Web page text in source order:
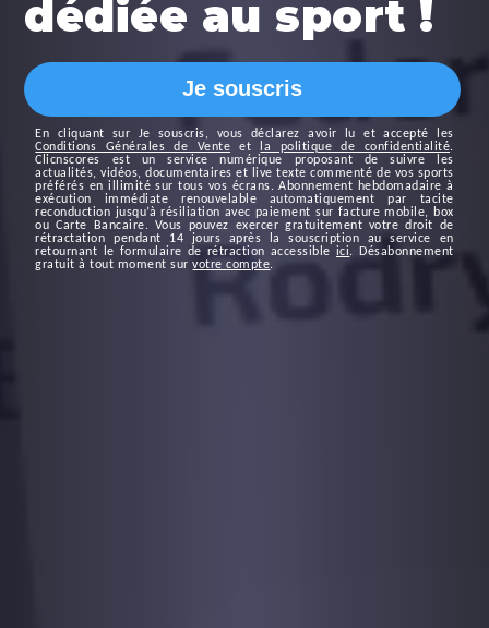
dédiée au sport !
Je souscris
En cliquant sur Je souscris, vous déclarez avoir lu et accepté les
Conditions Générales de Vente et la politique de confidentialité.
Clicnscores est un service numérique proposant de suivre les
actualités, vidéos, documentaires et live texte commenté de vos sports
préférés en illimité sur tous vos écrans. Abonnement hebdomadaire à
exécution immédiate renouvelable automatiquement par tacite
reconduction jusqu’à résiliation avec paiement sur facture mobile, box
ou Carte Bancaire. Vous pouvez exercer gratuitement votre droit de
rétractation pendant 14 jours après la souscription au service en
retournant le formulaire de rétraction accessible ici. Désabonnement
gratuit à tout moment survotre compte.